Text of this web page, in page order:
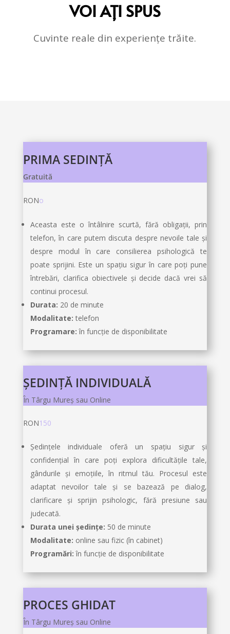
VOI AȚI SPUS
Cuvinte reale din experiențe trăite.
PRIMA SEDINȚĂ
Gratuită
RONo
Aceasta este o întâlnire scurtă, fără obligații, prin
telefon, în care putem discuta despre nevoile tale și
despre modul în care consilierea psihologică te
poate sprijini. Este un spațiu sigur în care poți pune
întrebări, clarifica obiectivele și decide dacă vrei să
continui procesul.
Durata: 20 de minute
Modalitate: telefon
Programare: în funcție de disponibilitate
ȘEDINȚĂ INDIVIDUALĂ
În Târgu Mureș sau Online
RON150
Ședințele individuale oferă un spațiu sigur și
confidențial în care poți explora dificultățile tale,
gândurile și emoțiile, în ritmul tău. Procesul este
adaptat nevoilor tale și se bazează pe dialog,
clarificare și sprijin psihologic, fără presiune sau
judecată.
Durata unei ședințe: 50 de minute
Modalitate: online sau fizic (în cabinet)
Programări: în funcție de disponibilitate
PROCES GHIDAT
În Târgu Mureș sau Online